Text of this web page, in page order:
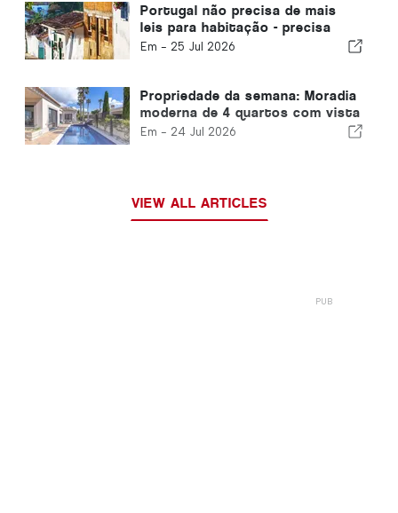
Portugal não precisa de mais
leis para habitação - precisa
funcionar!
Em - 25 Jul 2026
Propriedade da semana: Moradia
moderna de 4 quartos com vista
para o mar e piscina na luz à
Em - 24 Jul 2026
VIEW ALL ARTICLES